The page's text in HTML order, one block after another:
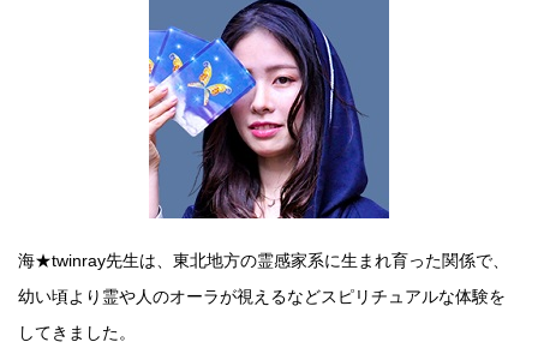
海★twinray先生は、東北地方の霊感家系に生まれ育った関係で、
幼い頃より霊や人のオーラが視えるなどスピリチュアルな体験を
してきました。